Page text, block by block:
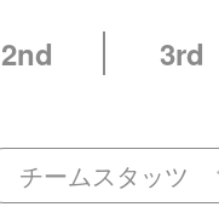
2nd 3rd
チームスタッツ